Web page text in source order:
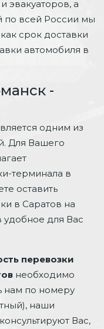
эвакуаторов, а
по всей России мы
срок доставки
автомобиля в
-
одним из
Для Вашего
терминала в
оставить
в Саратов на
удобное для Вас
перевозки
необходимо
нам по номеру
наши
Вас,